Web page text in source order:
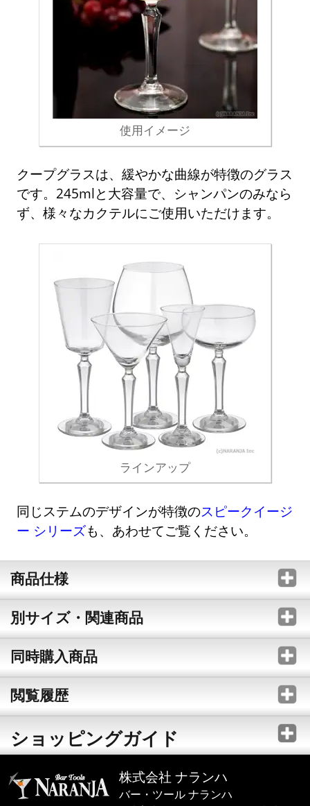
使用イメージ
クープグラスは、緩やかな曲線が特徴のグラス
です。245mlと大容量で、シャンパンのみなら
ず、様々なカクテルにご使用いただけます。
ラインアップ
同じステムのデザインが特徴のスピークイージ
ー シリーズも、あわせてご覧ください。
商品仕様
別サイズ・関連商品
同時購入商品
閲覧履歴
ショッピングガイド
株式会社 ナランハ
バー・ツール ナランハ